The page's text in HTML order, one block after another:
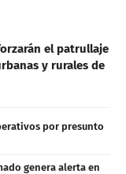
el patrullaje
y rurales de
por presunto
genera alerta en